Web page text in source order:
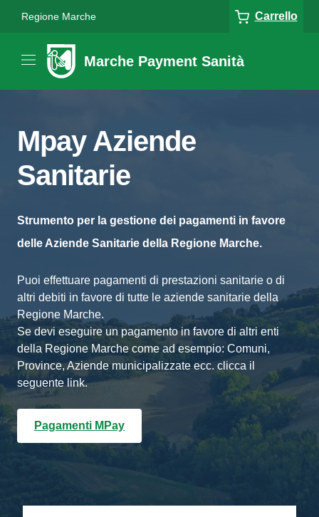
Regione Marche Carrello
Marche Payment Sanità
Mpay Aziende
Sanitarie
Strumento per la gestione dei pagamenti in favore
delle Aziende Sanitarie della Regione Marche.
Puoi effettuare pagamenti di prestazioni sanitarie o di
altri debiti in favore di tutte le aziende sanitarie della
Regione Marche.
Se devi eseguire un pagamento in favore di altri enti
della Regione Marche come ad esempio: Comuni,
Province, Aziende municipalizzate ecc. clicca il
seguente link.
Pagamenti MPay